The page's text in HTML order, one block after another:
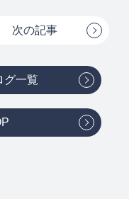
次の記事
グ一覧